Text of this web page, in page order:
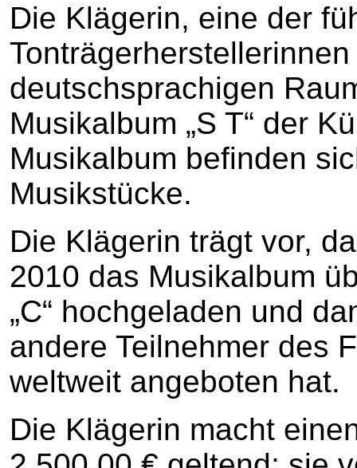
Die Klägerin, eine der
deutschsprachigen
Musikalbum „S T“ der
Musikalbum befinden
Musikstücke.
Die Klägerin trägt vor,
2010 das Musikalbum
„C“ hochgeladen und
andere Teilnehmer des
weltweit angeboten hat.
Die Klägerin macht